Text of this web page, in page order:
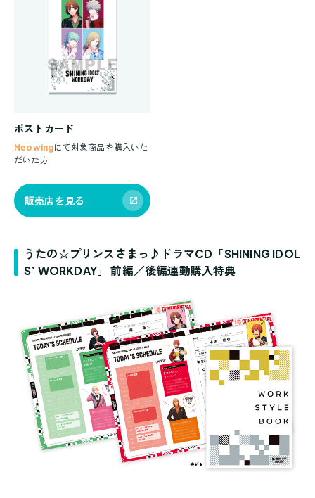
ポストカード
Neowingにて対象商品を購入いた
だいた方
販売店を見る
うたの☆プリンスさまっ♪ドラマCD「SHINING IDOL
S’ WORKDAY」 前編／後編連動購入特典